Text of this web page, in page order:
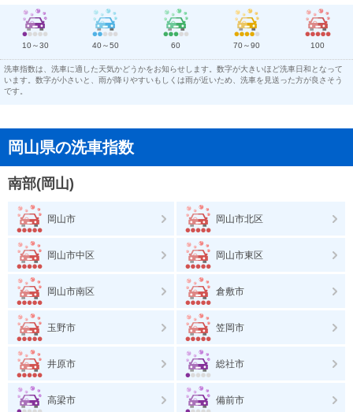
10～30 40～50 60 70～90 100
洗車指数は、洗車に適した天気かどうかをお知らせします。数字が大きいほど洗車日和となって
います。数字が小さいと、雨が降りやすいもしくは雨が近いため、洗車を見送った方が良さそう
です。
岡山県の洗車指数
南部(岡山)
岡山市 岡山市北区
岡山市中区 岡山市東区
岡山市南区 倉敷市
玉野市 笠岡市
井原市 総社市
高梁市 備前市